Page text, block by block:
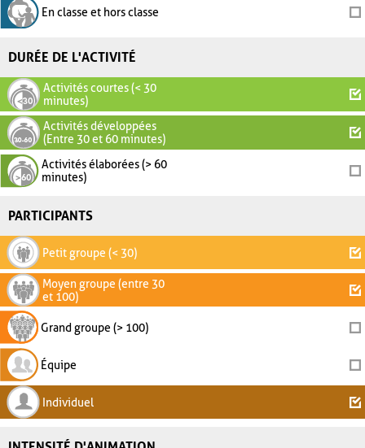
En classe et hors classe
DURÉE DE L'ACTIVITÉ
Activités courtes (< 30
minutes)
Activités développées
(Entre 30 et 60 minutes)
Activités élaborées (> 60
minutes)
PARTICIPANTS
Petit groupe (< 30)
Moyen groupe (entre 30
et 100)
Grand groupe (> 100)
Équipe
Individuel